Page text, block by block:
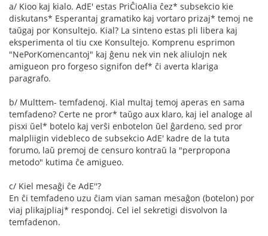
a/ Kioo kaj kialo. AdE' estas PriĈioAlia ĉez* subsekcio kie
diskutans* Esperantaj gramatiko kaj vortaro prizaj* temoj ne
taŭgaj por Konsultejo. Kial? La sinteno estas pli libera kaj
eksperimenta ol tiu cxe Konsultejo. Komprenu esprimon
"NePorKomencantoj" kaj ĝenu nek vin nek aliulojn nek
amigueon pro forgeso signifon def* ĉi averta klariga
paragrafo.
b/ Multtem- temfadenoj. Kial multaj temoj aperas en sama
temfadeno? Certe ne pror* taŭgo aux klaro, kaj iel analoge al
pisxi ŭel* botelo kaj verŝi enbotelon ŭel ĝardeno, sed pror
malpliigin videbleco de subsekcio AdE' kadre de la tuta
forumo, laŭ premoj de censuro kontraŭ la "perpropona
metodo" kutima ĉe amigueo.
c/ Kiel mesaĝi ĉe AdE''?
En ĉi temfadeno uzu ĉiam vian saman mesaĝon (botelon) por
viaj plikajpliaj* respondoj. Cel iel sekretigi disvolvon la
temfadenon.